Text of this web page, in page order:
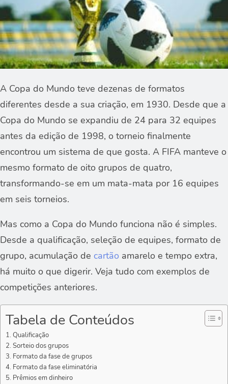
A Copa do Mundo teve dezenas de formatos
diferentes desde a sua criação, em 1930. Desde que a
Copa do Mundo se expandiu de 24 para 32 equipes
antes da edição de 1998, o torneio finalmente
encontrou um sistema de que gosta. A FIFA manteve o
mesmo formato de oito grupos de quatro,
transformando-se em um mata-mata por 16 equipes
em seis torneios.
Mas como a Copa do Mundo funciona não é simples.
Desde a qualificação, seleção de equipes, formato de
grupo, acumulação de cartão amarelo e tempo extra,
há muito o que digerir. Veja tudo com exemplos de
competições anteriores.
Tabela de Conteúdos
Qualificação
Sorteio dos grupos
Formato da fase de grupos
Formato da fase eliminatória
Prêmios em dinheiro